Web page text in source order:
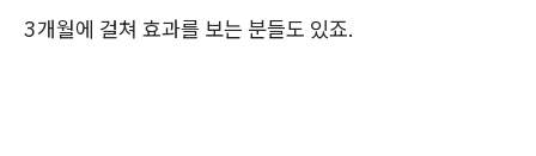
3개월에 걸쳐 효과를 보는 분들도 있죠.